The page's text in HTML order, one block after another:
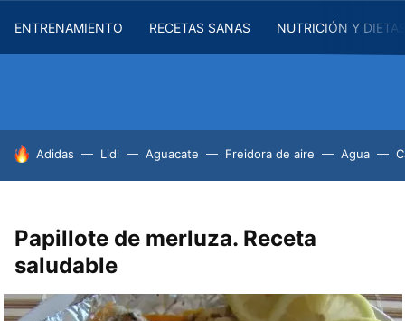
ENTRENAMIENTO RECETAS SANAS NUTRICIÓN Y
HOY SE HABLA DE
Adidas Lidl Aguacate Freidora de aire Agua
Papillote de merluza. Receta
saludable